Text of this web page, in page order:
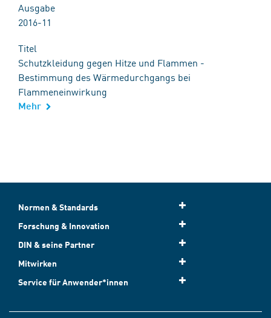
Ausgabe
2016-11
Titel
Schutzkleidung gegen Hitze und Flammen -
Bestimmung des Wärmedurchgangs bei
Flammeneinwirkung
Mehr
Normen & Standards
Forschung & Innovation
DIN & seine Partner
Mitwirken
Service für Anwender*innen